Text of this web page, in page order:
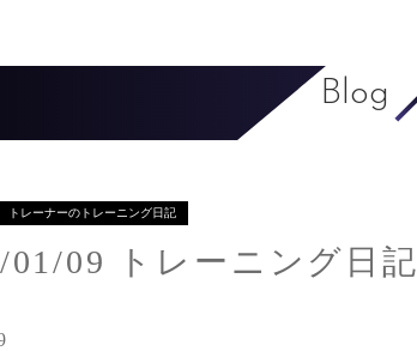
Blog
トレーナーのトレーニング日記
01/09 トレーニング日記